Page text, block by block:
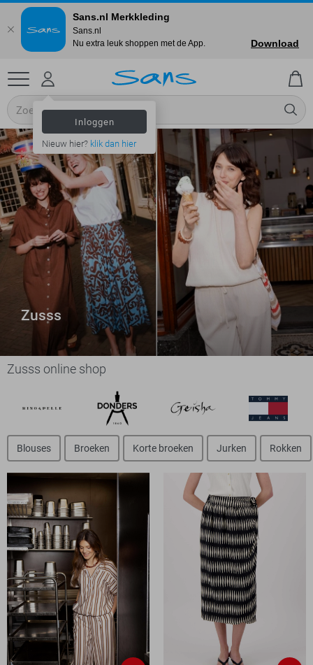
Inloggen
Nieuw hier? klik dan hier
Zusss
Zusss online shop
Blouses Broeken Korte broeken Jurken Rokken
Sans.nl Merkkleding
Sans.nl
Nu extra leuk shoppen met de App.
Download